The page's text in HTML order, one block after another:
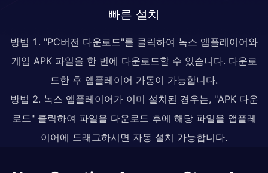
빠른 설치
방법 1. "PC버전 다운로드"를 클릭하여 녹스 앱플레이어와
게임 APK 파일을 한 번에 다운로드할 수 있습니다. 다운로
드한 후 앱플레이어 가동이 가능합니다.
방법 2. 녹스 앱플레이어가 이미 설치된 경우는, "APK 다운
로드" 클릭하여 파일을 다운로드 후에 해당 파일을 앱플레
이어에 드래그하시면 자동 설치 가능합니다.